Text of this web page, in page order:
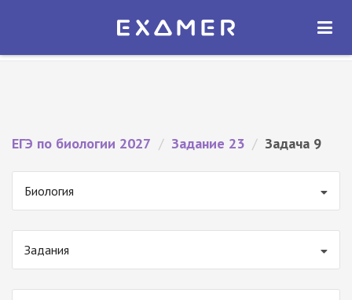
Экзамер — ЕГЭ 2027
ОТКРЫТЬ
ЕГЭ по биологии 2027 / Задание 23 / Задача 9
Биология
Задания